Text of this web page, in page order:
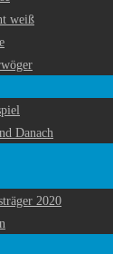
weiß
Danach
2020